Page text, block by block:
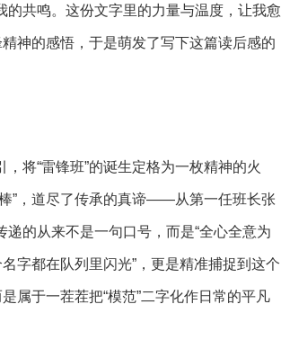
共鸣。这份文字里的力量与温度，让我愈
神的感悟，于是萌发了写下这篇读后感的
将“雷锋班”的诞生定格为一枚精神的火
”，道尽了传承的真谛——从第一任班长张
的从来不是一句口号，而是“全心全意为
字都在队列里闪光”，更是精准捕捉到这个
属于一茬茬把“模范”二字化作日常的平凡